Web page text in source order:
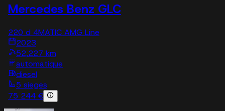
Mercedes Benz GLC
220 d 4MATIC AMG Line
2023
52,227 km
automatique
diesel
5 sieges
75 244 €